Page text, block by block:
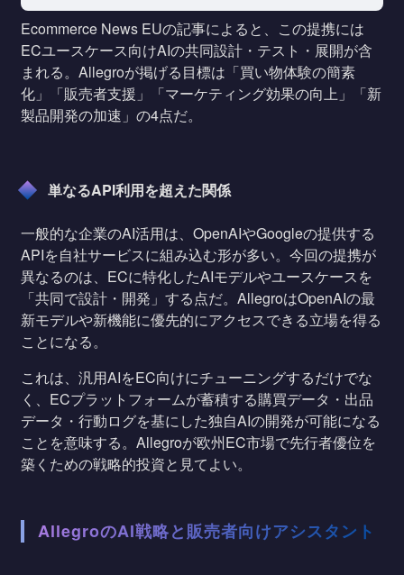
Ecommerce News EUの記事によると、この提携には
ECユースケース向けAIの共同設計・テスト・展開が含
まれる。Allegroが掲げる目標は「買い物体験の簡素
化」「販売者支援」「マーケティング効果の向上」「新
製品開発の加速」の4点だ。
単なるAPI利用を超えた関係
一般的な企業のAI活用は、OpenAIやGoogleの提供する
APIを自社サービスに組み込む形が多い。今回の提携が
異なるのは、ECに特化したAIモデルやユースケースを
「共同で設計・開発」する点だ。AllegroはOpenAIの最
新モデルや新機能に優先的にアクセスできる立場を得る
ことになる。
これは、汎用AIをEC向けにチューニングするだけでな
く、ECプラットフォームが蓄積する購買データ・出品
データ・行動ログを基にした独自AIの開発が可能になる
ことを意味する。Allegroが欧州EC市場で先行者優位を
築くための戦略的投資と見てよい。
AllegroのAI戦略と販売者向けアシスタント